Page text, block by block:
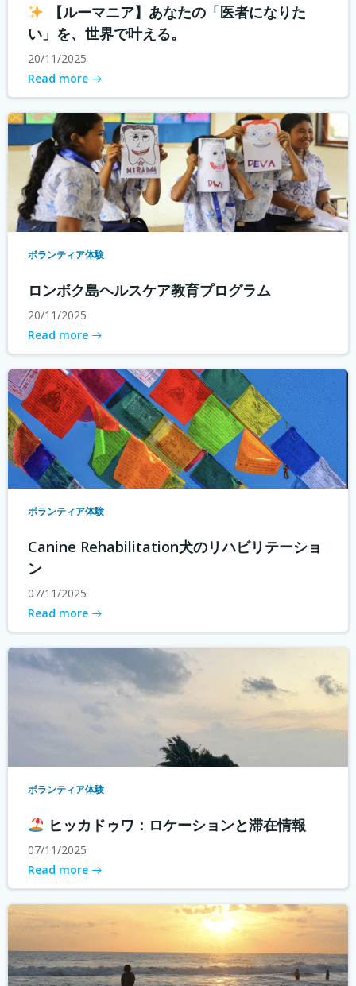
【ルーマニア】あなたの「医者になりた
い」を、世界で叶える。
20/11/2025
Read more
ボランティア体験
ロンボク島ヘルスケア教育プログラム
20/11/2025
Read more
ボランティア体験
Canine Rehabilitation犬のリハビリテーショ
ン
07/11/2025
Read more
ボランティア体験
ヒッカドゥワ：ロケーションと滞在情報
07/11/2025
Read more